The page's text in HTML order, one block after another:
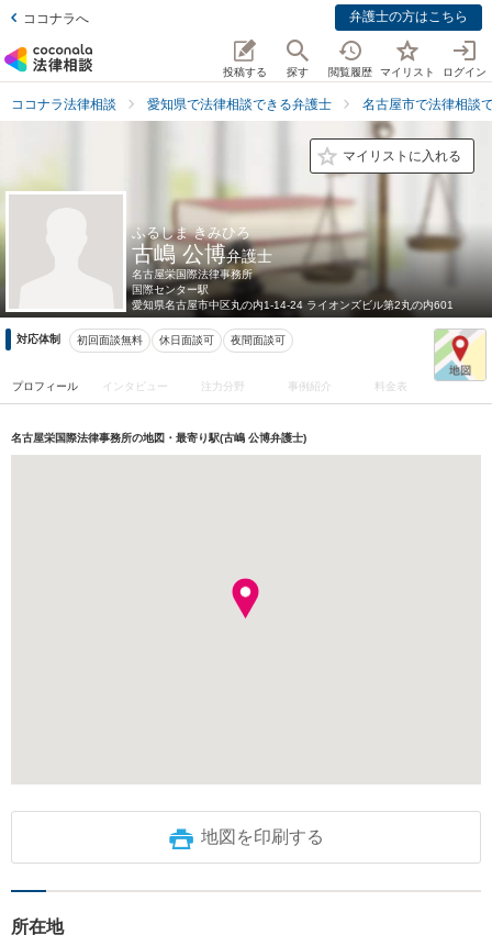
ココナラへ 弁護士の方はこちら
投稿する 探す 閲覧履歴 マイリスト ログイン
ココナラ法律相談 愛知県で法律相談できる弁護士 名古屋市で法律相談
マイリストに入れる
ふるしま きみひろ
古嶋 公博弁護士
名古屋栄国際法律事務所
国際センター駅
愛知県名古屋市中区丸の内1-14-24 ライオンズビル第2丸の内601
対応体制 初回面談無料 休日面談可 夜間面談可
プロフィール インタビュー 注力分野 事例紹介 料金表
名古屋栄国際法律事務所の地図・最寄り駅(古嶋 公博弁護士)
地図を印刷する
所在地